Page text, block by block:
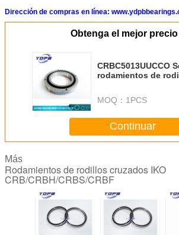
Dirección de compras en línea:
Obtenga el mejor
CRBC5013UUCCO
rodamientos de
MOQ： 1PCS
Continuar
Más
Rodamientos de rodillos cruzados IKO
CRB/CRBH/CRBS/CRBF